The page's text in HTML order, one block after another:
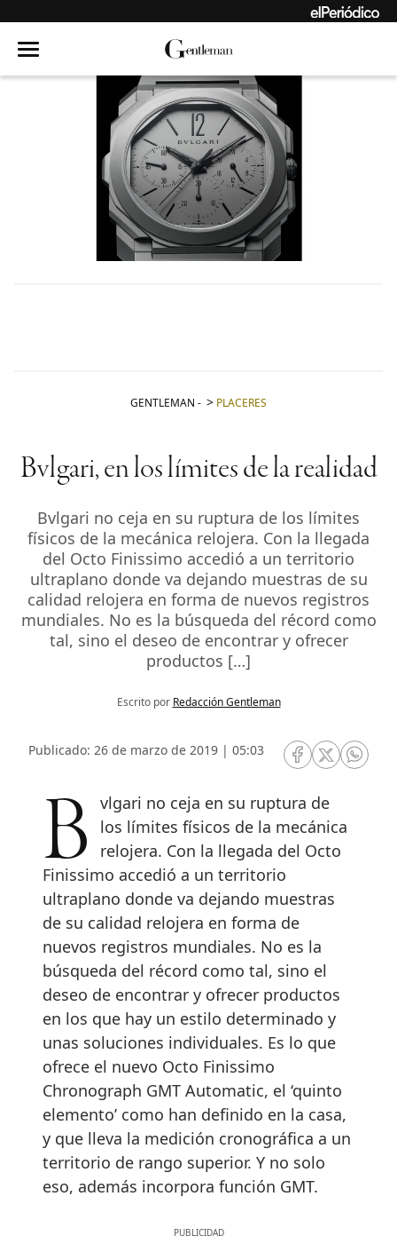
GENTLEMAN - PLACERES
Bvlgari, en los límites de la realidad
Bvlgari no ceja en su ruptura de los límites
físicos de la mecánica relojera. Con la llegada
del Octo Finissimo accedió a un territorio
ultraplano donde va dejando muestras de su
calidad relojera en forma de nuevos registros
mundiales. No es la búsqueda del récord como
tal, sino el deseo de encontrar y ofrecer
productos […]
Escrito por Redacción Gentleman
Publicado: 26 de marzo de 2019 | 05:03
RRSS Facebook
RRSSRRSS
Bvlgari no ceja en su ruptura de
los límites físicos de la mecánica
relojera. Con la llegada del Octo
Finissimo accedió a un territorio
ultraplano donde va dejando muestras
de su calidad relojera en forma de
nuevos registros mundiales. No es la
búsqueda del récord como tal, sino el
deseo de encontrar y ofrecer productos
en los que hay un estilo determinado y
unas soluciones individuales. Es lo que
ofrece el nuevo Octo Finissimo
Chronograph GMT Automatic, el ‘quinto
elemento’ como han definido en la casa,
y que lleva la medición cronográfica a un
territorio de rango superior. Y no solo
eso, además incorpora función GMT.